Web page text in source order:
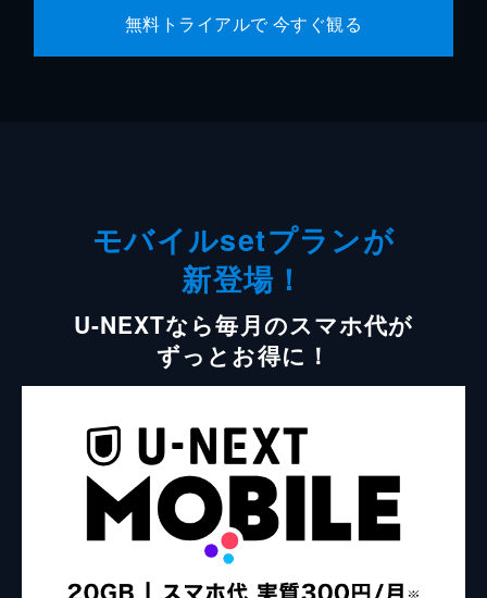
無料トライアルで 今すぐ観る
モバイルsetプランが
新登場！
U-NEXTなら毎月のスマホ代が
ずっとお得に！